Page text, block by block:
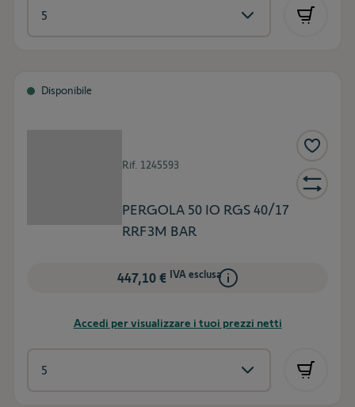
Disponibile
Rif. 1245593
PERGOLA 50 IO RGS 40/17
RRF3M BAR
447,10 € IVA esclusa
Accedi per visualizzare i tuoi prezzi netti